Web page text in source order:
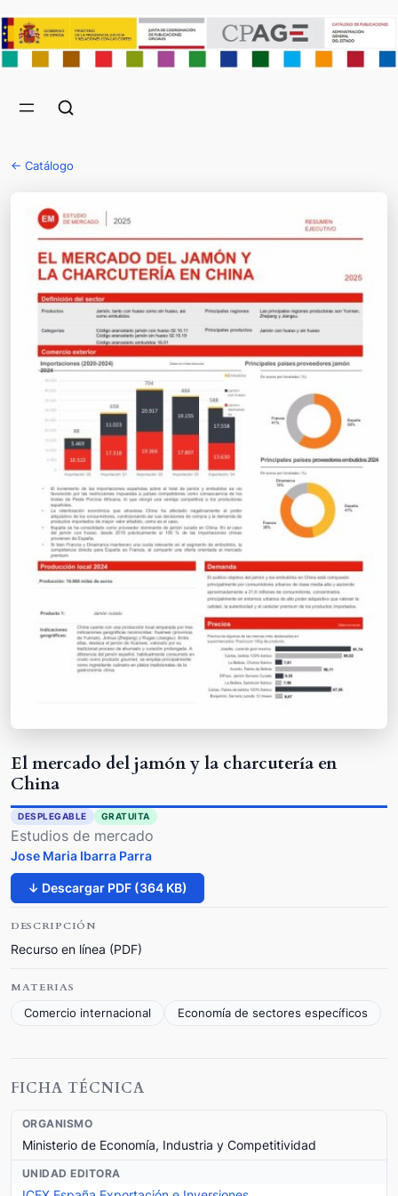
← Catálogo
El mercado del jamón y la charcutería en
China
DESPLEGABLE GRATUITA
Estudios de mercado
Jose Maria Ibarra Parra
↓ Descargar PDF (364 KB)
DESCRIPCIÓN
Recurso en línea (PDF)
MATERIAS
Comercio internacional
Economía de sectores específicos
FICHA TÉCNICA
ORGANISMO
Ministerio de Economía, Industria y Competitividad
UNIDAD EDITORA